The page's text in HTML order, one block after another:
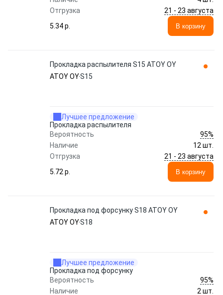
Отгрузка
21 - 23 августа
5.34 p.
В корзину
Прокладка распылителя S15 ATOY OY
ATOY OYS15
Лучшее предложение
Прокладка распылителя
Вероятность
95%
Наличие
12 шт.
Отгрузка
21 - 23 августа
5.72 p.
В корзину
Прокладка под форсунку S18 ATOY OY
ATOY OYS18
Лучшее предложение
Прокладка под форсунку
Вероятность
95%
Наличие
2 шт.